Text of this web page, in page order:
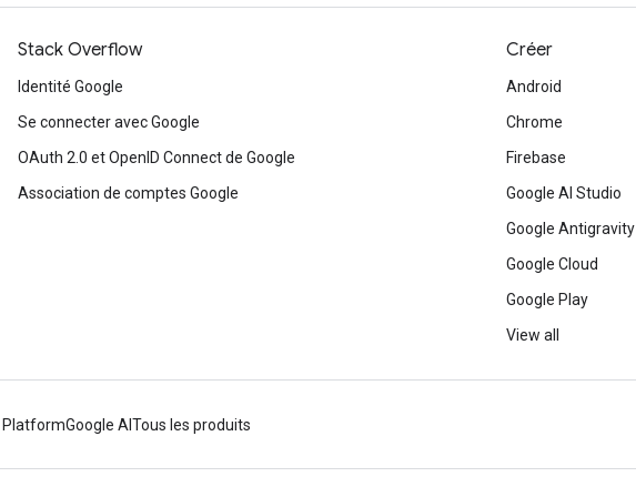
Stack Overflow
Identité Google
Se connecter avec Google
OAuth 2.0 et OpenID Connect de Google
Association de comptes Google
Créer
Android
Chrome
Firebase
Google AI Studio
Google Antigravity
Google Cloud
Google Play
View all
PlatformGoogle AI Tous les produits